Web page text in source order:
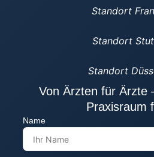
Standort
Standort
Standort
Von Ärzten für Ärzte
Praxisraum
Name